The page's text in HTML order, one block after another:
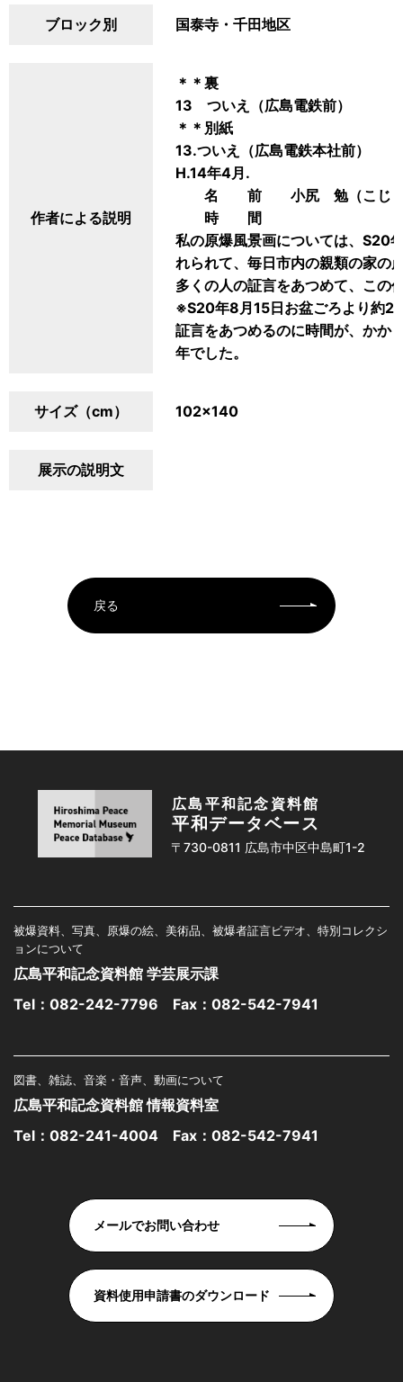
ブロック別 国泰寺・千田地区
作者による説明
＊＊裏
13 ついえ（広島電鉄前）
＊＊別紙
13.ついえ（広島電鉄本社前）
H.14年4月.
名 前 小尻 勉（こじり
時 間
私の原爆風景画については、S20
れられて、毎日市内の親類の家の
多くの人の証言をあつめて、この
※S20年8月15日お盆ごろより約2
証言をあつめるのに時間が、かか
年でした。
サイズ（cm） 102×140
展示の説明文
戻る
広島平和記念資料館
平和データベース
〒730-0811 広島市中区中島町1-2
被爆資料、写真、原爆の絵、美術品、被爆者証言ビデオ、特別コレクシ
ョンについて
広島平和記念資料館 学芸展示課
Tel： 082-242-7796 Fax：082-542-7941
図書、雑誌、音楽・音声、動画について
広島平和記念資料館 情報資料室
Tel： 082-241-4004 Fax：082-542-7941
メールでお問い合わせ
資料使用申請書のダウンロード